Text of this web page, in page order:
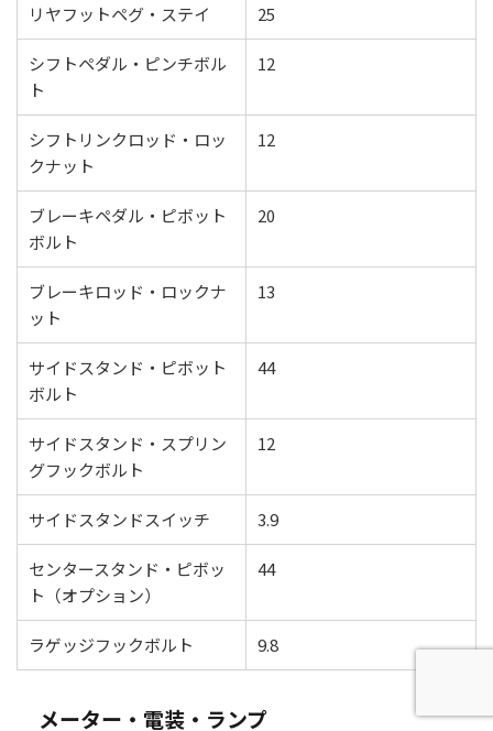
リヤフットペグ・ステイ 25
シフトペダル・ピンチボル
ト
12
シフトリンクロッド・ロッ
クナット
12
ブレーキペダル・ピボット
ボルト
20
ブレーキロッド・ロックナ
ット
13
サイドスタンド・ピボット
ボルト
44
サイドスタンド・スプリン
グフックボルト
12
サイドスタンドスイッチ 3.9
センタースタンド・ピボッ
ト（オプション）
44
ラゲッジフックボルト 9.8
メーター・電装・ランプ